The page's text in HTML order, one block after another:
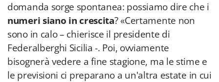
domanda sorge spontanea: possiamo dire che i
numeri siano in crescita? «Certamente non
sono in calo – chierisce il presidente di
Federalberghi Sicilia -. Poi, ovviamente
bisognerà vedere a fine stagione, ma le stime e
le previsioni ci preparano a un'altra estate in cui